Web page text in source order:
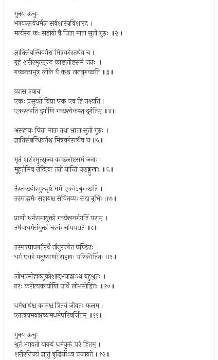
मुनय ऊचुः
भगवन्सर्वधर्मज्ञ सर्वशास्त्रविशारद ।
मर्त्यस्य कः सहायो वै पिता माता सुतो गुरुः ॥२॥
ज्ञातिसंबन्धिवर्गश्च मित्रवर्गस्तथैव च ।
गृहं शरीरमुत्सृज्य काष्ठलोष्टसमं जनः ॥
गच्छन्त्यमुत्र लोके वै कश्च ताननुगच्छति ॥३॥
व्यास उवाच
एकः प्रसूयते विप्रा एक एव हि नश्यति ।
एकस्तरति दुर्गाणि गच्छत्येकस्तु दुर्गतिम् ॥४॥
असहायः पिता माता तथा भ्राता सुतो गुरुः ।
ज्ञातिसंबन्धिवर्गश्च मित्रवर्गस्तथैव च ॥५॥
मृतं शरीरमुत्सृज्य काष्ठलोष्टसमं जनाः ।
मुहूर्तमिव रोदित्वा ततो यान्ति पराङ्मुखाः ॥६॥
तैस्तच्छरीरमुत्सृष्टं धर्म एकोऽनुगच्छति ।
तस्माद्धर्मः सहायश्च सेवितव्यः सदा नृभिः ॥७॥
प्राणी धर्मसमायुक्तो गच्छेत्स्वर्गगतिं पराम् ।
तथैवाधर्मसंयुक्तो नरकं चोपपद्यते ॥८॥
तस्मात्पापगतैरर्थै र्नानुरज्येत पण्डितः ।
धर्म एको मनुष्याणां सहायः परिकीर्तितः ॥९॥
लोभान्मोहादनुक्रोशाद्‌भयाद्वाऽथ बहुश्रुतः ।
नरः करोत्यकार्याणि पार्थे लोभमोहितः ॥१०॥
धर्मश्चार्थश्च कामश्च त्रितयं जीवतः फलम् ।
एतत्त्रयमवाप्तव्यमधर्मपरिवर्जितम् ॥११॥
मुनय ऊचुः
श्रुतं भगवतो वाक्यं धर्मयुक्तं परं हितम् ।
शरीरनिचयं ज्ञातुं बुद्धिर्नोऽत्र प्रजायते ॥१२॥